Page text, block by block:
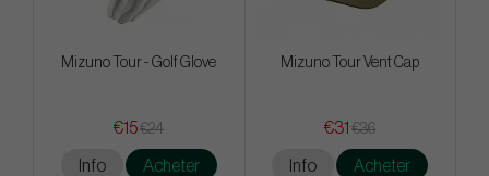
Mizuno Tour - Golf Glove
€15€24
Info Acheter
Mizuno Tour Vent Cap
€31 €36
Info Acheter